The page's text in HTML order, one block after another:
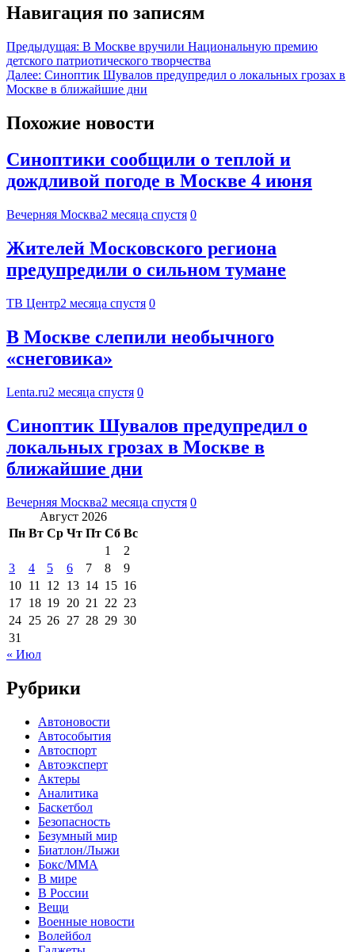
Навигация по записям
Предыдущая: В Москве вручили Национальную премию
детского патриотического творчества
Далее: Синоптик Шувалов предупредил о локальных грозах в
Москве в ближайшие дни
Похожие новости
Синоптики сообщили о теплой и
дождливой погоде в Москве 4 июня
Вечерняя Москва2 месяца спустя 0
Жителей Московского региона
предупредили о сильном тумане
ТВ Центр2 месяца спустя 0
В Москве слепили необычного
«снеговика»
Lenta.ru2 месяца спустя 0
Синоптик Шувалов предупредил о
локальных грозах в Москве в
ближайшие дни
Вечерняя Москва2 месяца спустя 0
Август 2026
Пн Вт Ср Чт Пт Сб Вс
1
2
3
4 5 6 7 8
9
10 11 12 13 14 15 16
17 18 19 20 21 22 23
24 25 26 27 28 29 30
31
« Июл
Рубрики
Автоновости
Автособытия
Автоспорт
Автоэксперт
Актеры
Аналитика
Баскетбол
Безопасность
Безумный мир
Биатлон/Лыжи
Бокс/MMA
В мире
В России
Вещи
Военные новости
Волейбол